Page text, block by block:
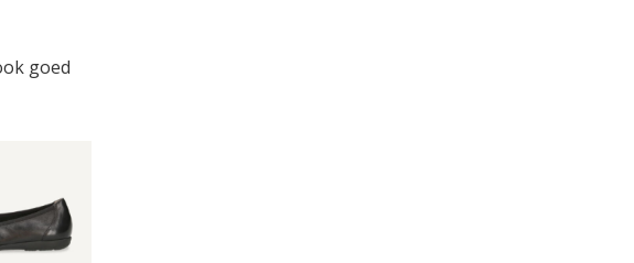
goed